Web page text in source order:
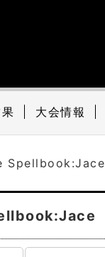
大会情報
Spellbook:Jace